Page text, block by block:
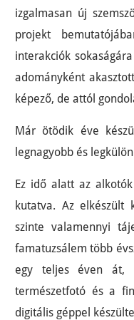
izgalmasan új
projekt
interakciók
adományként
képező, de attól
Már ötödik éve
legnagyobb és
Ez idő alatt az
kutatva. Az elkészült
szinte valamennyi
famatuzsálem több
egy teljes éven át,
természetfotó és a
digitális géppel